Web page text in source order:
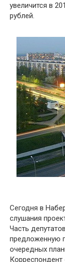
увеличится в
рублей.
Сегодня в
слушания
Часть
предложенную
очередных